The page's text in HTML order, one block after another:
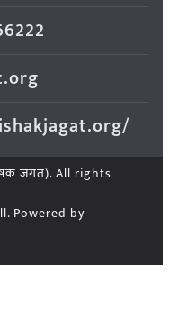
जगत). All rights
Powered by